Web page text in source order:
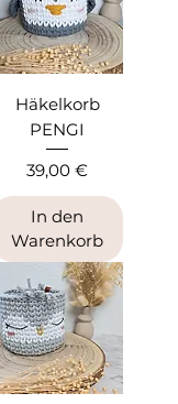
Häkelkorb
PENGI
Preis
39,00 €
In den
Warenkorb